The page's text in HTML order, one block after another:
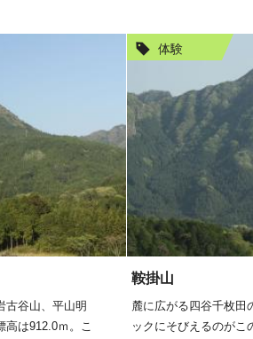
古谷山、平山明
高は912.0ｍ。こ
体験
鞍掛山
麓に広がる四谷千枚田
ックにそびえるのがこ